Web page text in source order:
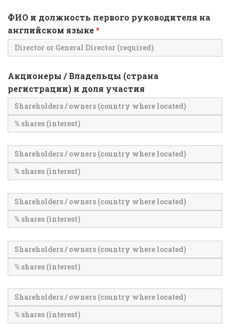
ФИО и должность первого руководителя на
английском языке*
Акционеры / Владельцы (страна
регистрации) и доля участия